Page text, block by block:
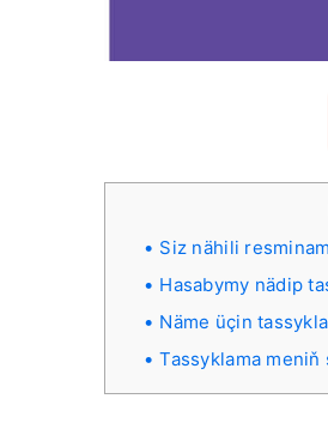
Siz nähili
Hasabymy nädip
Näme üçin
Tassyklama